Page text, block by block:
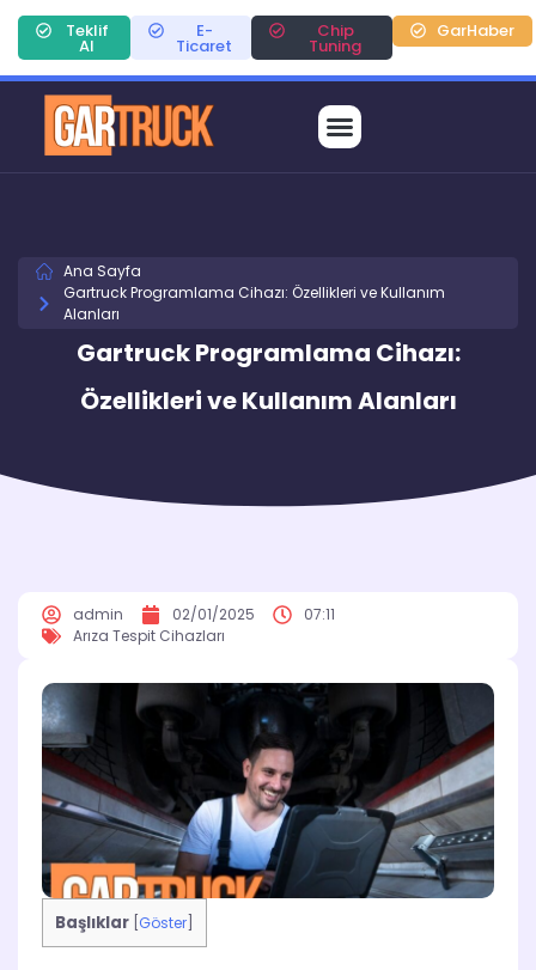
Teklif
Al
E-
Ticaret
Chip
Tuning
GarHaber
Ana Sayfa
Gartruck Programlama Cihazı: Özellikleri ve Kullanım
Alanları
Gartruck Programlama Cihazı:
Özellikleri ve Kullanım Alanları
admin 02/01/2025
07:11
Arıza Tespit Cihazları
Başlıklar Göster